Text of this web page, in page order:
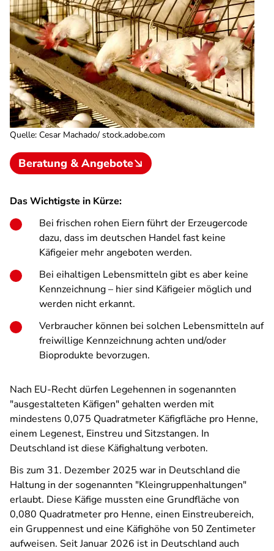
Quelle: Cesar Machado/ stock.adobe.com
Beratung & Angebote
Das Wichtigste in Kürze:
Bei frischen rohen Eiern führt der Erzeugercode
dazu, dass im deutschen Handel fast keine
Käfigeier mehr angeboten werden.
Bei eihaltigen Lebensmitteln gibt es aber keine
Kennzeichnung – hier sind Käfigeier möglich und
werden nicht erkannt.
Verbraucher können bei solchen Lebensmitteln auf
freiwillige Kennzeichnung achten und/oder
Bioprodukte bevorzugen.
Nach EU-Recht dürfen Legehennen in sogenannten
"ausgestalteten Käfigen" gehalten werden mit
mindestens 0,075 Quadratmeter Käfigfläche pro Henne,
einem Legenest, Einstreu und Sitzstangen. In
Deutschland ist diese Käfighaltung verboten.
Bis zum 31. Dezember 2025 war in Deutschland die
Haltung in der sogenannten "Kleingruppenhaltungen"
erlaubt. Diese Käfige mussten eine Grundfläche von
0,080 Quadratmeter pro Henne, einen Einstreubereich,
ein Gruppennest und eine Käfighöhe von 50 Zentimeter
aufweisen. Seit Januar 2026 ist in Deutschland auch